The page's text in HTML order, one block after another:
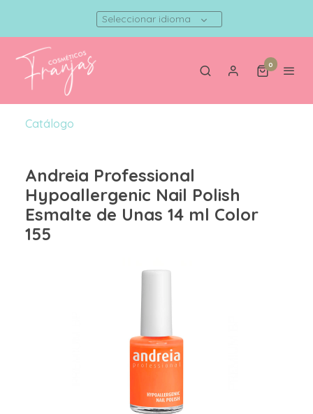
Seleccionar idioma
0
Catálogo
Andreia Professional
Hypoallergenic Nail Polish
Esmalte de Unas 14 ml Color
155